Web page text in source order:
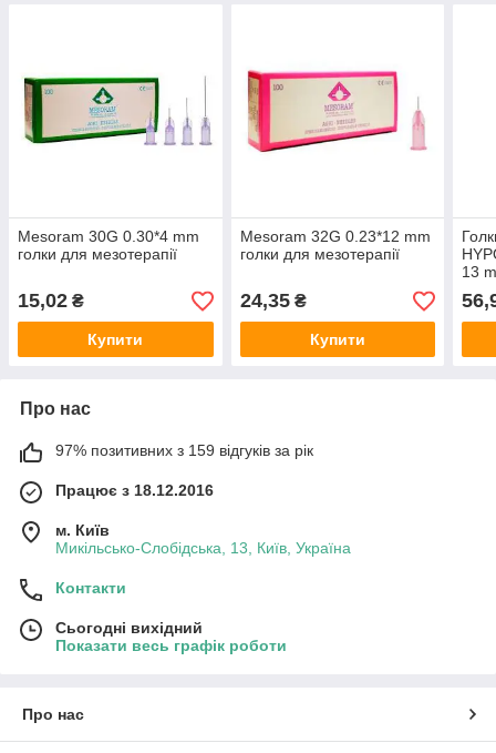
Mesoram 30G 0.30*4 mm
голки для мезотерапії
15,02 ₴
Купити
Mesoram 32G 0.23*12 mm
голки для мезотерапії
24,35₴
Купити
13
Про нас
97% позитивних з 159 відгуків за рік
Працює з 18.12.2016
м. Київ
Микільсько-Слобідська, 13, Київ, Україна
Контакти
Сьогодні вихідний
Показати весь графік роботи
Про нас